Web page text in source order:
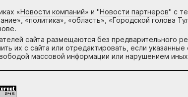
«Новости компаний» и "Новости партнеров" с
«политика», «область», «Городской голова
сайта размещаются без предварительного
их с сайта или отредактировать, если
массовой информации или нарушением